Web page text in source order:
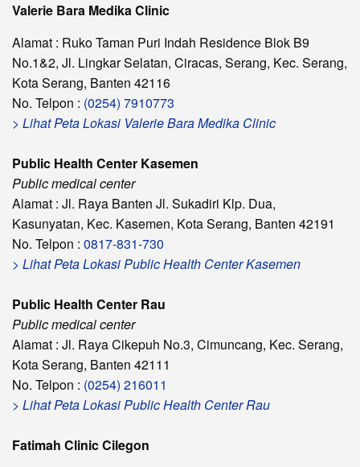
Valerie Bara Medika Clinic
Alamat : Ruko Taman Puri Indah Residence Blok B9
No.1&2, Jl. Lingkar Selatan, Ciracas, Serang, Kec. Serang,
Kota Serang, Banten 42116
No. Telpon : (0254) 7910773
> Lihat Peta Lokasi Valerie Bara Medika Clinic
Public Health Center Kasemen
Public medical center
Alamat : Jl. Raya Banten Jl. Sukadiri Klp. Dua,
Kasunyatan, Kec. Kasemen, Kota Serang, Banten 42191
No. Telpon : 0817-831-730
> Lihat Peta Lokasi Public Health Center Kasemen
Public Health Center Rau
Public medical center
Alamat : Jl. Raya Cikepuh No.3, Cimuncang, Kec. Serang,
Kota Serang, Banten 42111
No. Telpon : (0254) 216011
> Lihat Peta Lokasi Public Health Center Rau
Fatimah Clinic Cilegon